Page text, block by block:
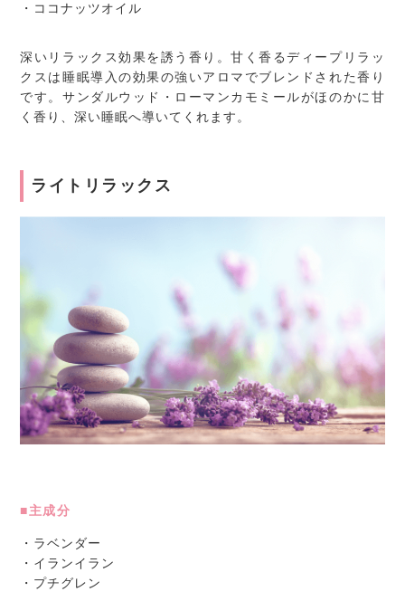
・ココナッツオイル
深いリラックス効果を誘う香り。甘く香るディープリラッ
クスは睡眠導入の効果の強いアロマでブレンドされた香り
です。サンダルウッド・ローマンカモミールがほのかに甘
く香り、深い睡眠へ導いてくれます。
ライトリラックス
■主成分
・ラベンダー
・イランイラン
・プチグレン